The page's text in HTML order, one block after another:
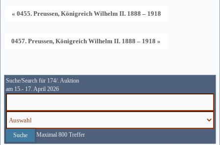
« 0455. Preussen, Königreich Wilhelm II. 1888 – 1918
0457. Preussen, Königreich Wilhelm II. 1888 – 1918 »
Suche/Search für 174/. Auktion
am 15.- 17. April 2026
Maximal 800 Treffer